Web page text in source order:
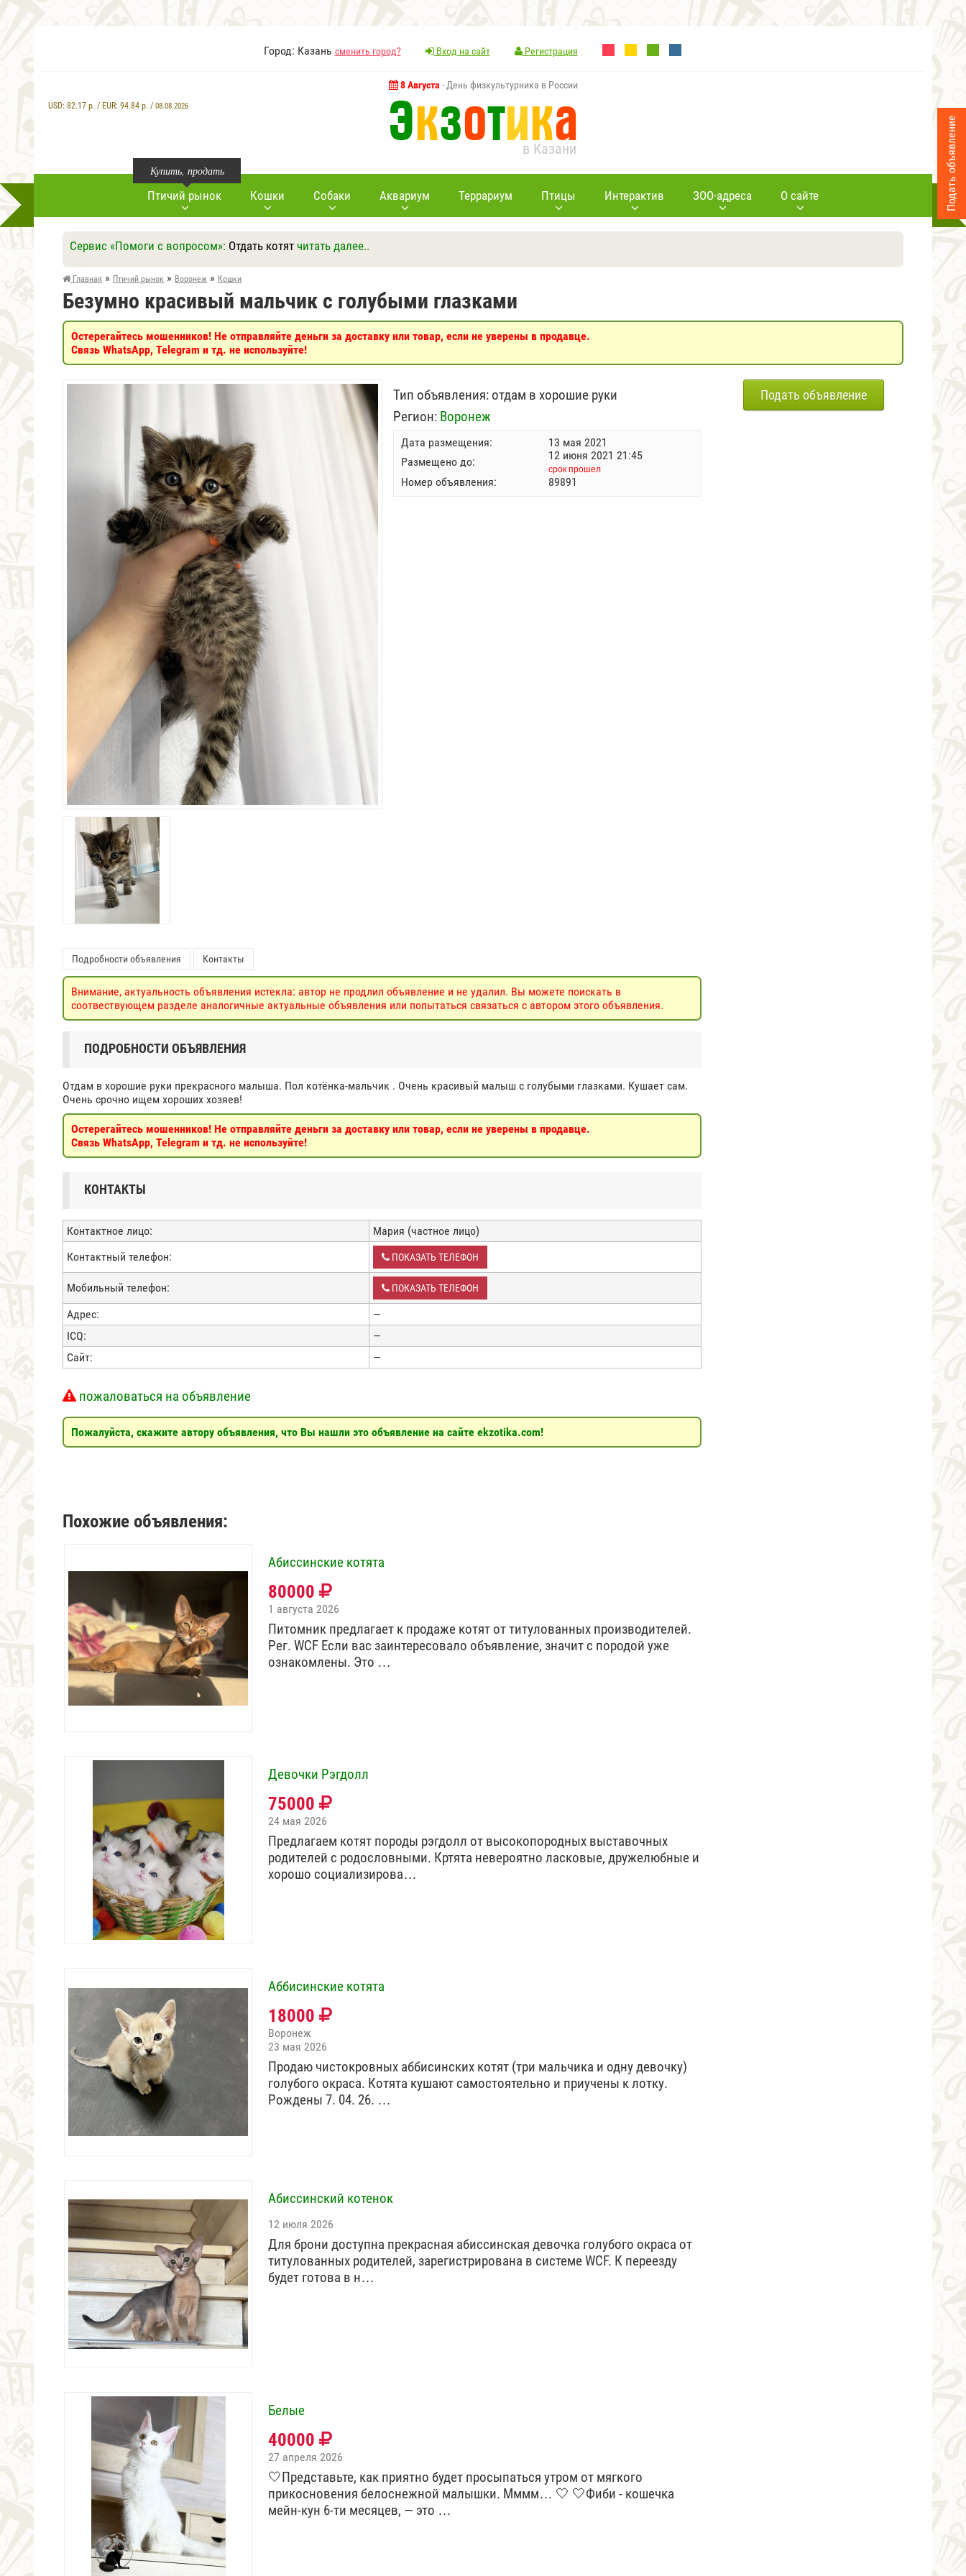
Город: Казань сменить город? Вход на сайт Регистрация
8 Августа - День физкультурника в России
USD: 82.17 р. / EUR: 94.84 р. / 08.08.2026
в Казани
Купить, продать
Птичий рынок Кошки Собаки Аквариум Террариум Птицы Интерактив ЗОО-адреса О сайте
Сервис «Помоги с вопросом»: Отдать котят читать далее..
Ответить Другие вопросы
Задать вопрос
Главная » Птичий рынок » Воронеж » Кошки
Безумно красивый мальчик с голубыми глазками
Остерегайтесь мошенников! Не отправляйте деньги за доставку или товар, если не уверены в продавце.
Связь WhatsApp, Telegram и тд. не используйте!
Тип объявления:отдам в хорошие руки
Регион: Воронеж
Дата размещения:
13 мая 2021
Размещено до:
12 июня 2021 21:45
срок прошел
Номер объявления: 89891
Подробности объявления Контакты
Внимание, актуальность объявления истекла: автор не продлил объявление и не удалил. Вы можете поискать в
соотвествующем разделе аналогичные актуальные объявления или попытаться связаться с автором этого объявления.
ПОДРОБНОСТИ ОБЪЯВЛЕНИЯ
Отдам в хорошие руки прекрасного малыша. Пол котёнка-мальчик . Очень красивый малыш с голубыми глазками. Кушает сам.
Очень срочно ищем хороших хозяев!
Остерегайтесь мошенников! Не отправляйте деньги за доставку или товар, если не уверены в продавце.
Связь WhatsApp, Telegram и тд. не используйте!
КОНТАКТЫ
Контактное лицо:
Мария (частное лицо)
Контактный телефон:
ПОКАЗАТЬ ТЕЛЕФОН
Мобильный телефон: ПОКАЗАТЬ ТЕЛЕФОН
Адрес:
—
ICQ:
—
Сайт:
—
пожаловаться на объявление
Пожалуйста, скажите автору объявления, что Вы нашли это объявление на сайте ekzotika.com!
Похожие объявления:
Абиссинские котята
80000
1 августа 2026
Питомник предлагает к продаже котят от титулованных производителей.
Рег. WCF Если вас заинтересовало объявление, значит с породой уже
ознакомлены. Это …
Девочки Рэгдолл
75000
24 мая 2026
Предлагаем котят породы рэгдолл от высокопородных выставочных
родителей с родословными. Кртята невероятно ласковые, дружелюбные и
хорошо социализирова…
Аббисинские котята
18000
Воронеж
23 мая 2026
Продаю чистокровных аббисинских котят (три мальчика и одну девочку)
голубого окраса. Котята кушают самостоятельно и приучены к лотку.
Рождены 7. 04. 26. …
Абиссинский котенок
12 июля 2026
Для брони доступна прекрасная абиссинская девочка голубого окраса от
титулованных родителей, зарегистрирована в системе WCF. К переезду
будет готова в н…
Белые
40000
27 апреля 2026
🤍Представьте, как приятно будет просыпаться утром от мягкого
прикосновения белоснежной малышки. Мммм… 🤍 🤍Фиби - кошечка
мейн-кун 6-ти месяцев, — это …
Подать объявление
Подать объявление